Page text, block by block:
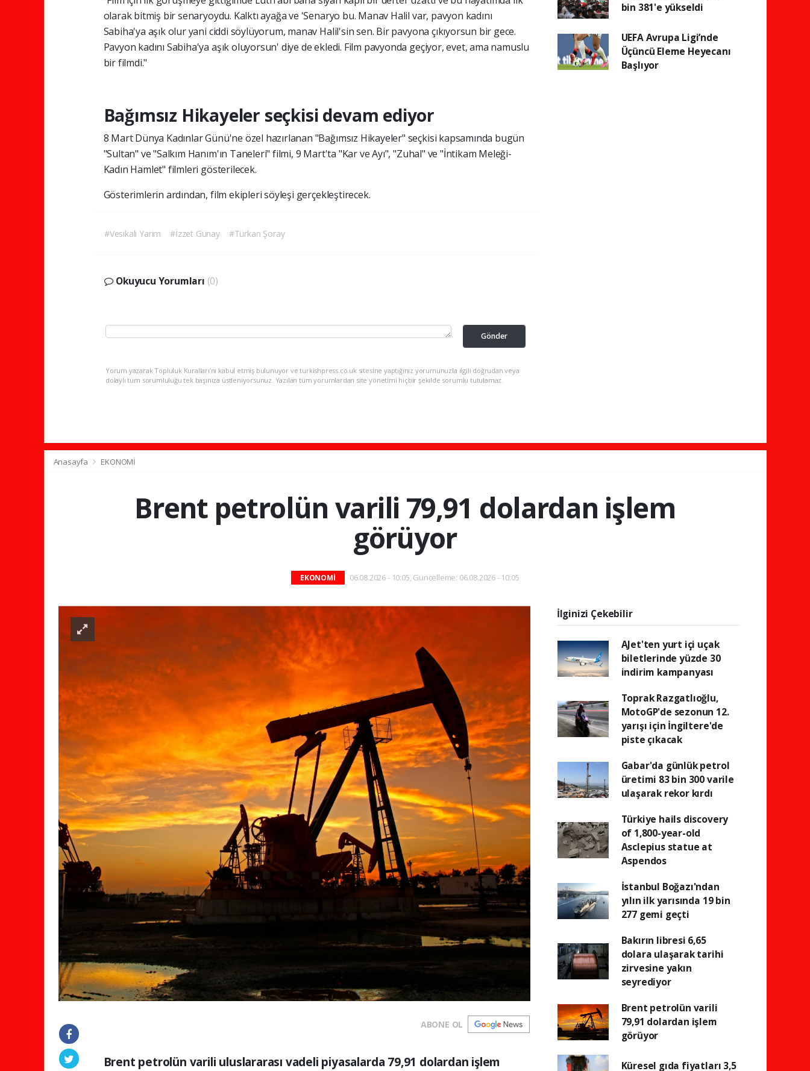
olarak bitmiş bir senaryoydu. Kalktı ayağa ve 'Senaryo bu. Manav Halil var, pavyon kadını
Sabiha'ya aşık olur yani ciddi söylüyorum, manav Halil'sin sen. Bir pavyona çıkıyorsun bir gece.
Pavyon kadını Sabiha'ya aşık oluyorsun' diye de ekledi. Film pavyonda geçiyor, evet, ama namuslu
bir filmdi."
Bağımsız Hikayeler seçkisi devam ediyor
8 Mart Dünya Kadınlar Günü'ne özel hazırlanan "Bağımsız Hikayeler" seçkisi kapsamında bugün
"Sultan" ve "Salkım Hanım'ın Taneleri" filmi, 9 Mart'ta "Kar ve Ayı", "Zuhal" ve "İntikam Meleği-
Kadın Hamlet" filmleri gösterilecek.
Gösterimlerin ardından, film ekipleri söyleşi gerçekleştirecek.
#Vesikali Yarim #İzzet Günay #Türkan Şoray
Okuyucu Yorumları (0)
Gönder
Yorum yazarak Topluluk Kuralları’nı kabul etmiş bulunuyor ve turkishpress.co.uk sitesine yaptığınız yorumunuzla ilgili doğrudan veya
dolaylı tüm sorumluluğu tek başınıza üstleniyorsunuz. Yazılan tüm yorumlardan site yönetimi hiçbir şekilde sorumlu tutulamaz.
bin 381'e yükseldi
UEFA Avrupa Ligi’nde
Üçüncü Eleme Heyecanı
Başlıyor
Anasayfa EKONOMİ
Brent petrolün varili 79,91 dolardan işlem
görüyor
EKONOMİ 06.08.2026 - 10:05, Güncelleme: 06.08.2026 - 10:05
ABONE OL
Brent petrolün varili uluslararası vadeli piyasalarda 79,91 dolardan işlem
İlginizi Çekebilir
AJet'ten yurt içi uçak
biletlerinde yüzde 30
indirim kampanyası
Toprak Razgatlıoğlu,
MotoGP'de sezonun 12.
yarışı için İngiltere'de
piste çıkacak
Gabar'da günlük petrol
üretimi 83 bin 300 varile
ulaşarak rekor kırdı
Türkiye hails discovery
of 1,800-year-old
Asclepius statue at
Aspendos
İstanbul Boğazı'ndan
yılın ilk yarısında 19 bin
277 gemi geçti
Bakırın libresi 6,65
dolara ulaşarak tarihi
zirvesine yakın
seyrediyor
Brent petrolün varili
79,91 dolardan işlem
görüyor
Küresel gıda fiyatları 3,5